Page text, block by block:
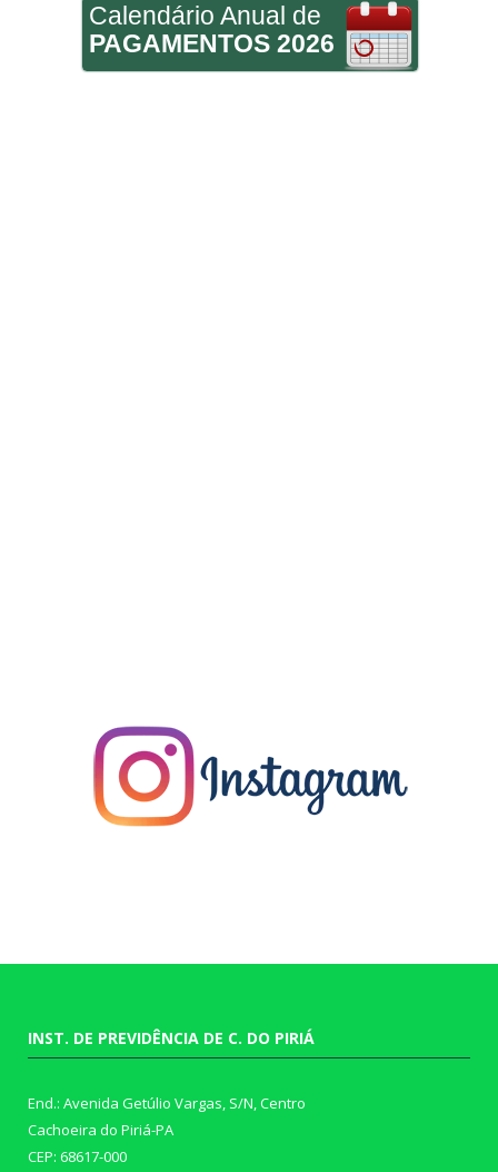
Calendário Anual de
PAGAMENTOS 2026
INST. DE PREVIDÊNCIA DE C. DO PIRIÁ
End.: Avenida Getúlio Vargas, S/N, Centro
Cachoeira do Piriá-PA
CEP: 68617-000